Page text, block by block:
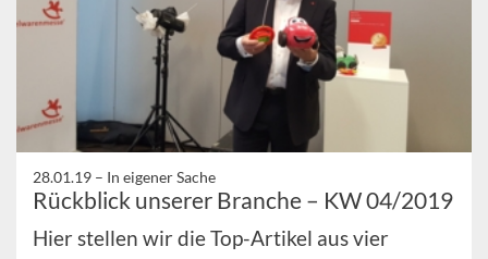
28.01.19 – In eigener Sache
Rückblick unserer Branche – KW 04/2019
Hier stellen wir die Top-Artikel aus vier